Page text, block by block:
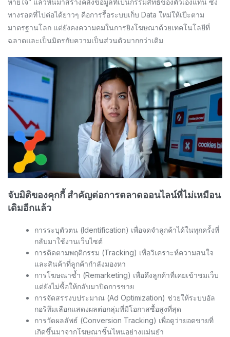
หายใจ” แล้วหันมาสร้างคลังข้อมูลที่เป็นกรรมสิทธิ์ของตัวเองแทน ซึ่ง
ทางรอดที่ไปต่อได้ยาวๆ คือการรื้อระบบเก็บ Data ใหม่ให้เป๊ะตาม
มาตรฐานโลก แต่ยังคงความคมในการยิงโฆษณาด้วยเทคโนโลยีที่
ฉลาดและเป็นมิตรกับความเป็นส่วนตัวมากกว่าเดิม
จับมิติของคุกกี้ สำคัญต่อการตลาดออนไลน์ที่ไม่เหมือน
เดิมอีกแล้ว
การระบุตัวตน (Identification) เพื่อจดจำลูกค้าได้ในทุกครั้งที่
กลับมาใช้งานเว็บไซต์
การติดตามพฤติกรรม (Tracking) เพื่อวิเคราะห์ความสนใจ
และสินค้าที่ลูกค้ากำลังมองหา
การโฆษณาซ้ำ (Remarketing) เพื่อดึงลูกค้าที่เคยเข้าชมเว็บ
แต่ยังไม่ซื้อให้กลับมาปิดการขาย
การจัดสรรงบประมาณ (Ad Optimization) ช่วยให้ระบบอัล
กอริทึมเลือกแสดงผลต่อกลุ่มที่มีโอกาสซื้อสูงที่สุด
การวัดผลลัพธ์ (Conversion Tracking) เพื่อดูว่ายอดขายที่
เกิดขึ้นมาจากโฆษณาชิ้นไหนอย่างแม่นยำ